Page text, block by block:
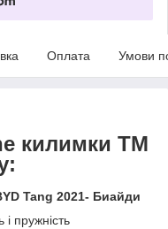
Оплата Умови
килимки ТМ
Tang 2021- Биайди
і пружність